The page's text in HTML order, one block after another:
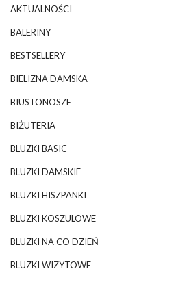
AKTUALNOŚCI
BALERINY
BESTSELLERY
BIELIZNA DAMSKA
BIUSTONOSZE
BIŻUTERIA
BLUZKI BASIC
BLUZKI DAMSKIE
BLUZKI HISZPANKI
BLUZKI KOSZULOWE
BLUZKI NA CO DZIEŃ
BLUZKI WIZYTOWE